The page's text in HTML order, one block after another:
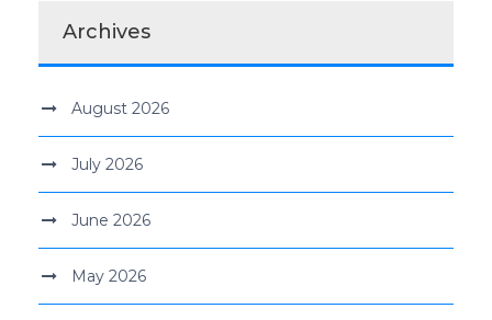
Archives
August 2026
July 2026
June 2026
May 2026